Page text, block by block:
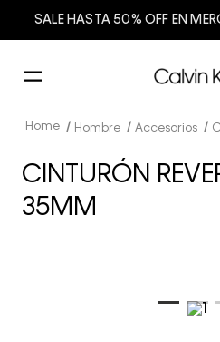
SALE HASTA 50% OFF EN
Hombre Accesorios
CINTURÓN
35MM